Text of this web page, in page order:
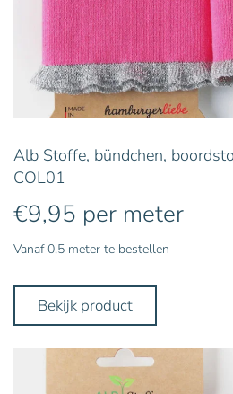
Alb Stoffe, bündchen,
COL01
€9,95 per meter
Vanaf 0,5 meter te bestellen
Bekijk product